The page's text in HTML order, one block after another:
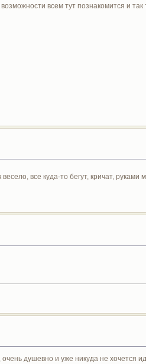
всем тут познакомится и
все куда-то бегут, кричат, руками
душевно и уже никуда не хочется